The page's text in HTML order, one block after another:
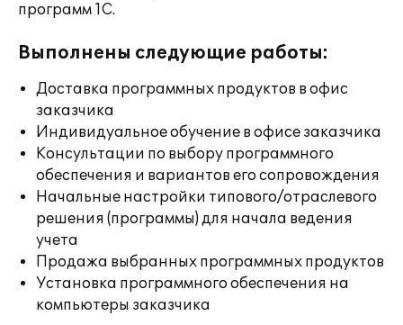
программ 1С.
Выполнены следующие работы:
Доставка программных продуктов в офис
заказчика
Индивидуальное обучение в офисе заказчика
Консультации по выбору программного
обеспечения и вариантов его сопровождения
Начальные настройки типового/отраслевого
решения (программы) для начала ведения
учета
Продажа выбранных программных продуктов
Установка программного обеспечения на
компьютеры заказчика